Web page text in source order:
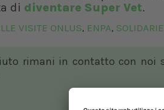
di diventare Super Vet.
VISITE ONLUS, ENPA,
rimani in contatto con noi